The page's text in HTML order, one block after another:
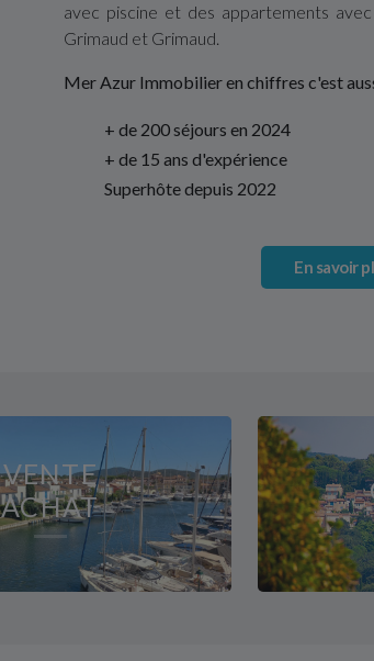
avec piscine et des appartements
Grimaud et Grimaud.
Mer Azur Immobilier en chiffres c'est
+ de 200 séjours en 2024
+ de 15 ans d'expérience
Superhôte depuis 2022
En savoir
VENTE
ACHAT